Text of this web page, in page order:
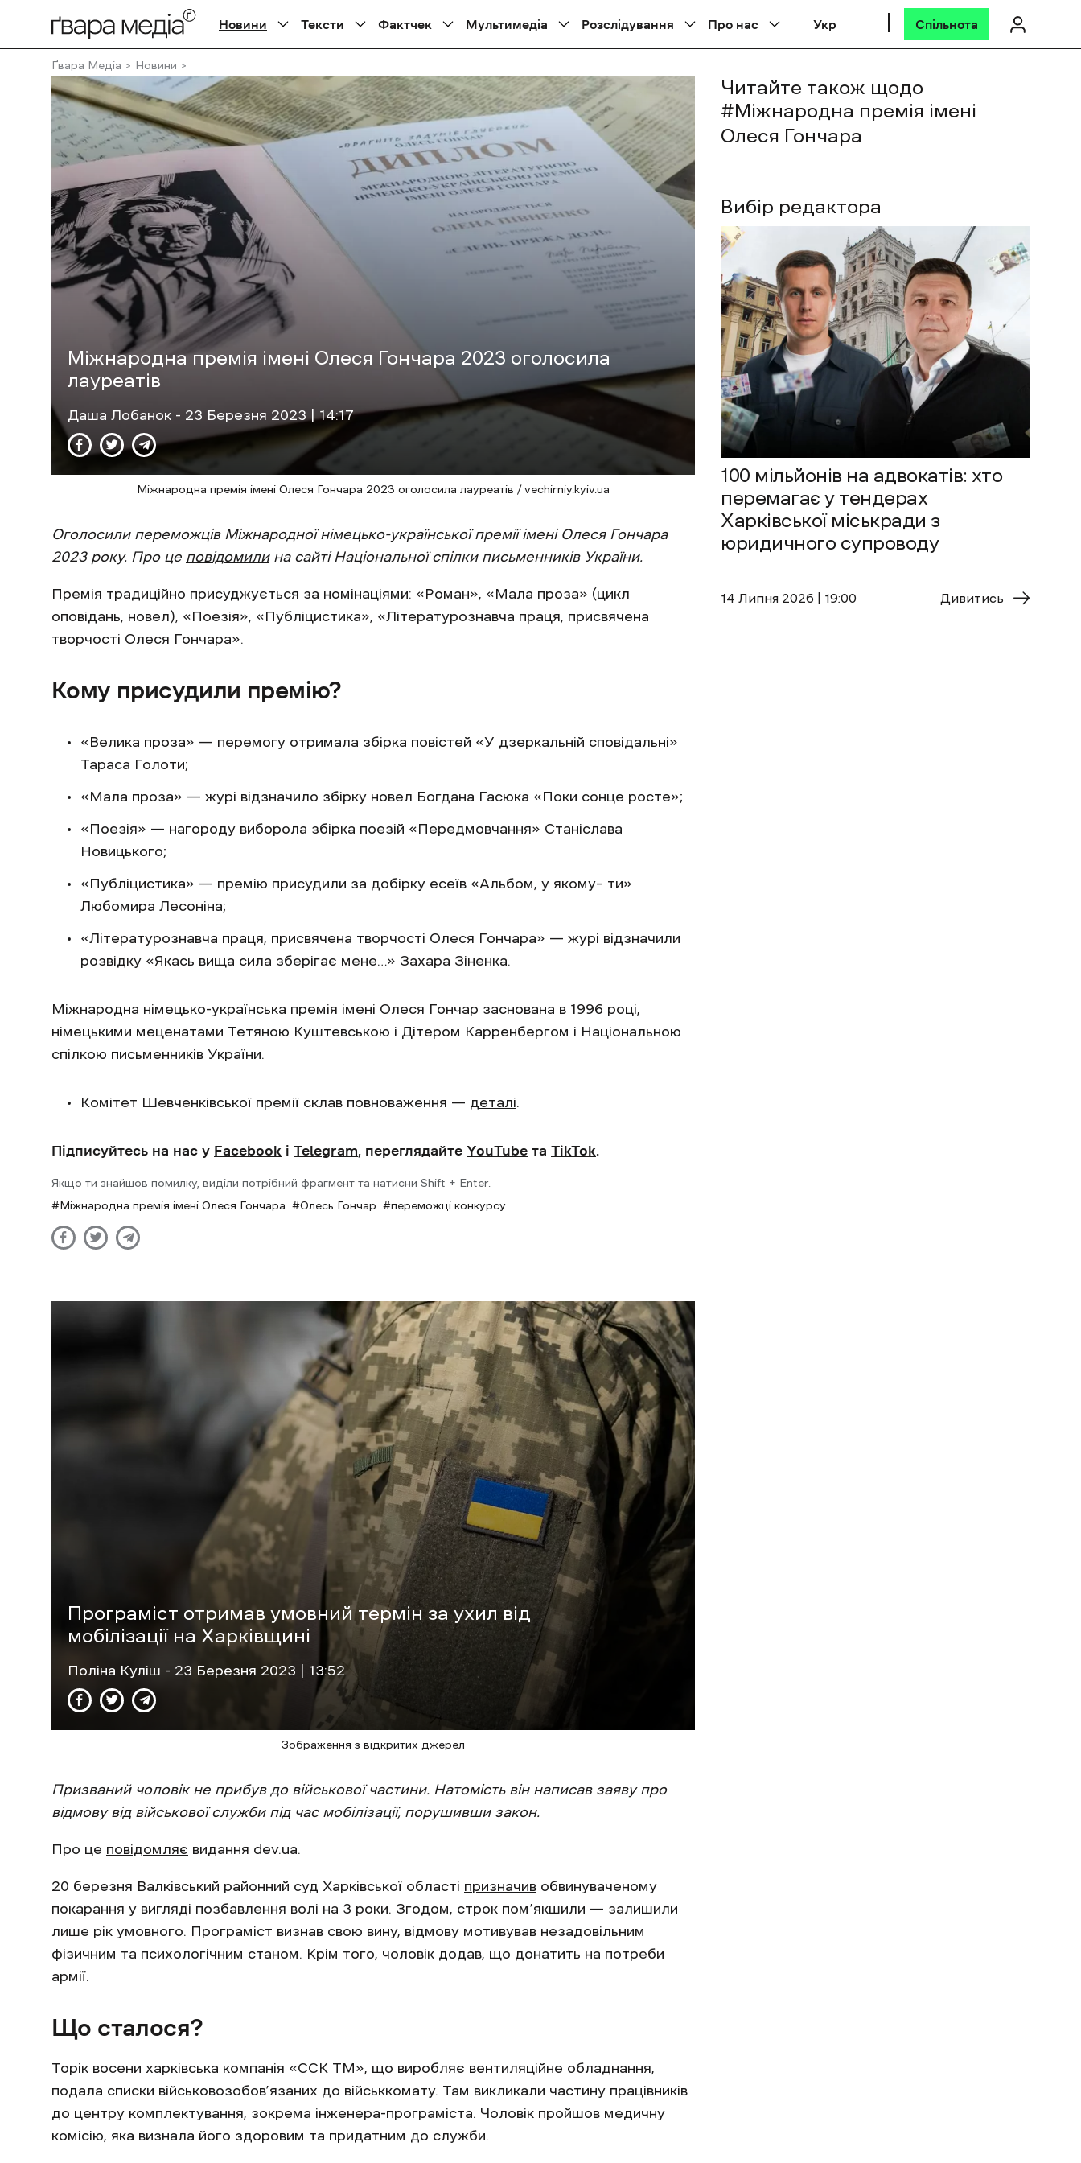
Новини Тексти Фактчек Мультимедіа Розслідування Про нас Укр Спільнота
Ґвара Медіа Новини
Міжнародна премія імені Олеся Гончара 2023 оголосила
лауреатів
Даша Лобанок - 23 Березня 2023 | 14:17
Міжнародна премія імені Олеся Гончара 2023 оголосила лауреатів / vechirniy.kyiv.ua
Оголосили переможців Міжнародної німецько-української премії імені Олеся Гончара
2023 року. Про це повідомилина сайті Національної спілки письменників України.
Премія традиційно присуджується за номінаціями: «Роман», «Мала проза» (цикл
оповідань, новел), «Поезія», «Публіцистика», «Літературознавча праця, присвячена
творчості Олеся Гончара».
Кому присудили премію?
«Велика проза» — перемогу отримала збірка повістей «У дзеркальній сповідальні»
Тараса Голоти;
«Мала проза» — журі відзначило збірку новел Богдана Гасюка «Поки сонце росте»;
«Поезія» — нагороду виборола збірка поезій «Передмовчання» Станіслава
Новицького;
«Публіцистика» — премію присудили за добірку есеїв «Альбом, у якому– ти»
Любомира Лесоніна;
«Літературознавча праця, присвячена творчості Олеся Гончара» — журі відзначили
розвідку «Якась вища сила зберігає мене…» Захара Зіненка.
Міжнародна німецько-українська премія імені Олеся Гончар заснована в 1996 році,
німецькими меценатами Тетяною Куштевською і Дітером Карренбергом і Національною
спілкою письменників України.
Комітет Шевченківської премії склав повноваження — деталі
Підписуйтесь на нас у Facebook і Telegram , переглядайте YouTube та TikTok
Якщо ти знайшов помилку, виділи потрібний фрагмент та натисни Shift + Enter.
Міжнародна премія імені Олеся Гончара
Олесь Гончар переможці конкурсу
Програміст отримав умовний термін за ухил від
мобілізації на Харківщині
Поліна Куліш - 23 Березня 2023 | 13:52
Зображення з відкритих джерел
Призваний чоловік не прибув до військової частини. Натомість він написав заяву про
відмову від військової служби під час мобілізації, порушивши закон.
Про це повідомляє видання dev.ua.
20 березня Валківський районний суд Харківської області призначив обвинуваченому
покарання у вигляді позбавлення волі на 3 роки. Згодом, строк пом’якшили — залишили
лише рік умовного. Програміст визнав свою вину, відмову мотивував незадовільним
фізичним та психологічним станом. Крім того, чоловік додав, що донатить на потреби
армії.
Що сталося?
Торік восени харківська компанія «ССК ТМ», що виробляє вентиляційне обладнання,
подала списки військовозобов’язаних до військкомату. Там викликали частину працівників
до центру комплектування, зокрема інженера-програміста. Чоловік пройшов медичну
комісію, яка визнала його здоровим та придатним до служби.
Вибір редактора
100 мільйонів на адвокатів: хто
перемагає у тендерах
Харківської міськради з
юридичного супроводу
14 Липня 2026 | 19:00 Дивитись
Читайте також щодо
# Міжнародна премія імені
Олеся Гончара